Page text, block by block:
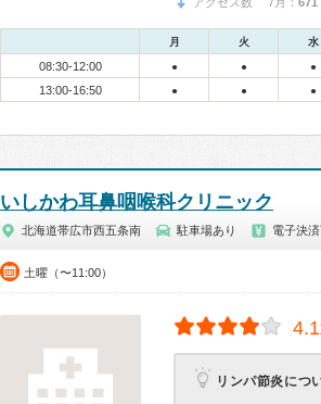
月 火 水
08:30-12:00 ● ● ●
13:00-16:50 ● ● ●
いしかわ耳鼻咽喉科クリニック
北海道帯広市西五条南 駐車場あり 電子決
土曜（〜11:00）
リンパ節炎につ